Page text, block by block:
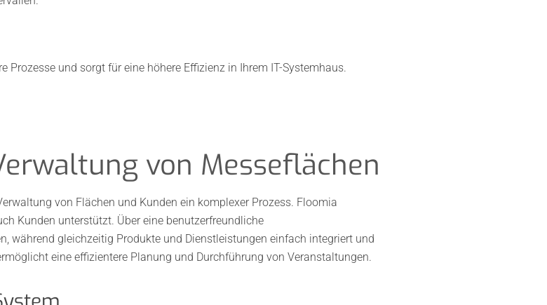
und sorgt für eine höhere Effizienz in Ihrem IT-Systemhaus.
von Messeflächen
von Flächen und Kunden ein komplexer Prozess. Floomia
Kunden unterstützt. Über eine benutzerfreundliche
während gleichzeitig Produkte und Dienstleistungen einfach integriert und
eine effizientere Planung und Durchführung von Veranstaltungen.